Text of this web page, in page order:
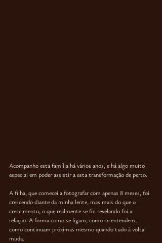
Acompanho esta família há vários anos, e há algo muito
especial em poder assistir a esta transformação de perto.
A filha, que comecei a fotografar com apenas 8 meses, foi
crescendo diante da minha lente, mas mais do que o
crescimento, o que realmente se foi revelando foi a
relação. A forma como se ligam, como se entendem,
como continuam próximas mesmo quando tudo à volta
muda.